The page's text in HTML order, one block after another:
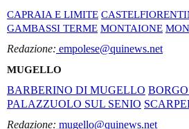
CAPRAIA E LIMITE
GAMBASSI TERME MONTAIONE
Redazione: empolese@quinews.net
MUGELLO
BARBERINO DI MUGELLO
PALAZZUOLO SUL SENIO
Redazione: mugello@quinews.net